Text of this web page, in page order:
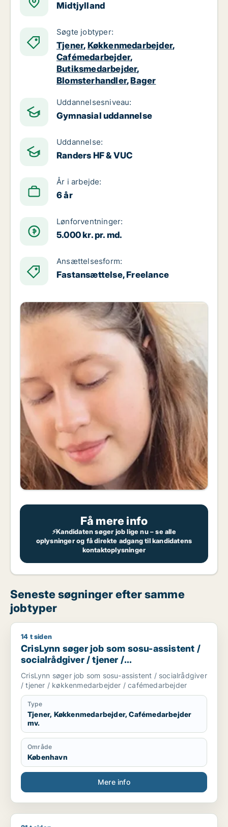
Midtjylland
Søgte jobtyper:
Tjener, Køkkenmedarbejder,
Cafémedarbejder,
Butiksmedarbejder,
Blomsterhandler,Bager
Uddannelsesniveau:
Gymnasial uddannelse
Uddannelse:
Randers HF & VUC
År i arbejde:
6 år
Lønforventninger:
5.000 kr. pr. md.
Ansættelsesform:
Fastansættelse, Freelance
Få mere info
⚡Kandidaten søger job lige nu – se alle
oplysninger og få direkte adgang til kandidatens
kontaktoplysninger
Seneste søgninger efter samme
jobtyper
CrisLynn søger job som sosu-assistent / socialrådgiver /
14 t siden
CrisLynn søger job som sosu-assistent /
socialrådgiver / tjener /
køkkenmedarbejder / cafémedarbejder
CrisLynn søger job som sosu-assistent / socialrådgiver
/ tjener / køkkenmedarbejder / cafémedarbejder
Type
Tjener, Køkkenmedarbejder, Cafémedarbejder
mv.
Område
København
Mere info